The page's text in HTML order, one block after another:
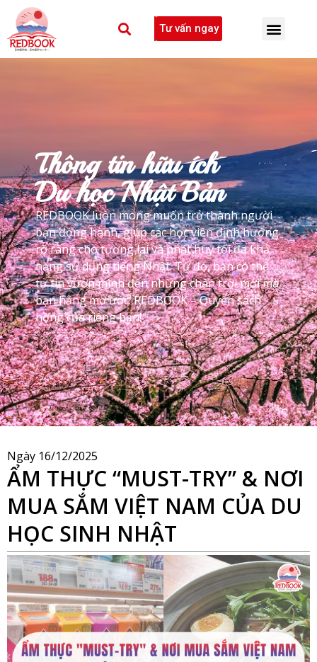
Tư vấn ngay
Thông tin hữu ích
Du học Nhật Bản
REDBOOK luôn mong muốn trở thành người
bạn đồng hành, giúp các học viên định hướng
rõ ràng cho tương lai và phát huy tối đa khả
năng sử dụng tiếng Nhật. Từ đó, bạn có thể
tự tin vươn mình đến những chân trời mới mà
bạn hằng mơ ước. REDBOOK – Quyển sách
hồng của riêng bạn!
Ngày 16/12/2025
ẨM THỰC “MUST-TRY” & NƠI
MUA SẮM VIỆT NAM CỦA DU
HỌC SINH NHẬT